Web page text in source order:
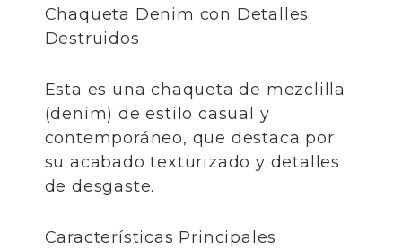
​Chaqueta Denim con Detalles
Destruidos
​Esta es una chaqueta de mezclilla
(denim) de estilo casual y
contemporáneo, que destaca por
su acabado texturizado y detalles
de desgaste.
​Características Principales